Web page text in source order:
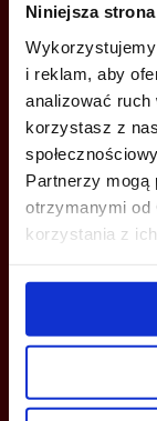
Niniejsza
i reklam, aby
analizować
korzystasz z
Partnerzy mogą
otrzymanymi od
korzystania z ich
MOŻESZ TEŻ
Z TOBĄ